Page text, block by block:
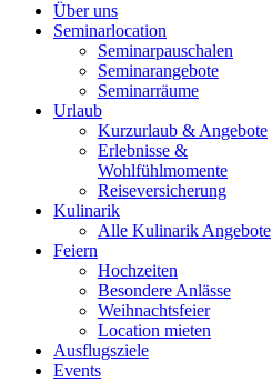
Über uns
Seminarlocation
Seminarpauschalen
Seminarangebote
Seminarräume
Urlaub
Kurzurlaub & Angebote
Erlebnisse &
Wohlfühlmomente
Reiseversicherung
Kulinarik
Alle Kulinarik Angebote
Feiern
Hochzeiten
Besondere Anlässe
Weihnachtsfeier
Location mieten
Ausflugsziele
Events